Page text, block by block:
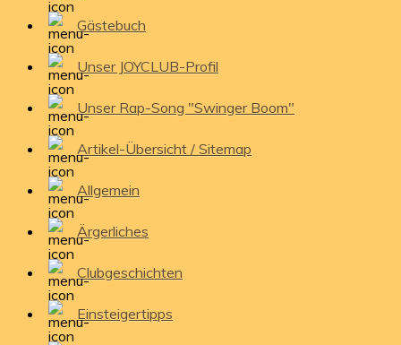
Gästebuch
Unser JOYCLUB-Profil
Unser Rap-Song "Swinger Boom"
Artikel-Übersicht / Sitemap
Allgemein
Ärgerliches
Clubgeschichten
Einsteigertipps